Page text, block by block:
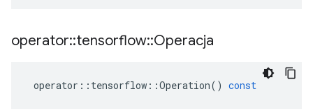
operator::tensorflow::Operacja
operator :: tensorflow ::Operation() const